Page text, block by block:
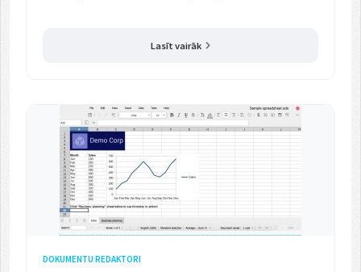
Lasīt vairāk
DOKUMENTU REDAKTORI